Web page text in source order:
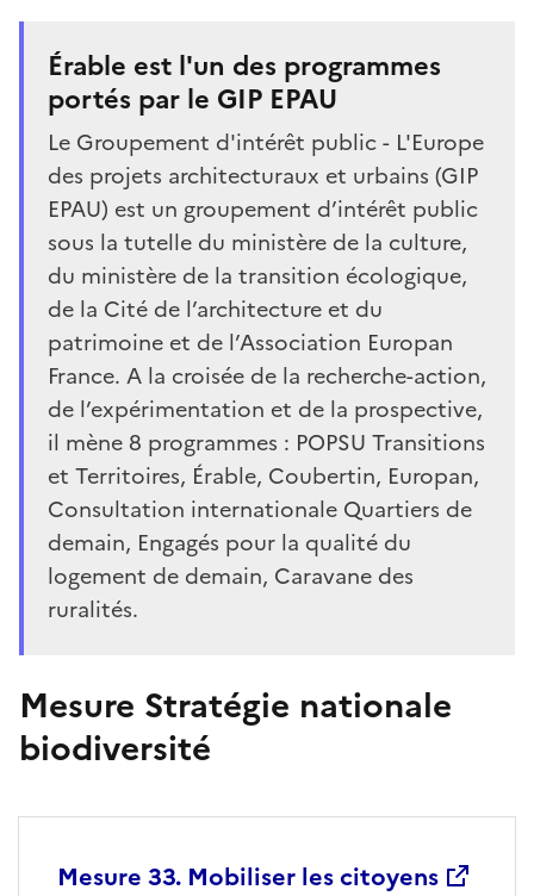
Érable est l'un des programmes
portés par le GIP EPAU
Le Groupement d'intérêt public - L'Europe
des projets architecturaux et urbains (GIP
EPAU) est un groupement d’intérêt public
sous la tutelle du ministère de la culture,
du ministère de la transition écologique,
de la Cité de l’architecture et du
patrimoine et de l’Association Europan
France. A la croisée de la recherche-action,
de l’expérimentation et de la prospective,
il mène 8 programmes : POPSU Transitions
et Territoires, Érable, Coubertin, Europan,
Consultation internationale Quartiers de
demain, Engagés pour la qualité du
logement de demain, Caravane des
ruralités.
Mesure Stratégie nationale
biodiversité
Titre
Mesure 33. Mobiliser les citoyens